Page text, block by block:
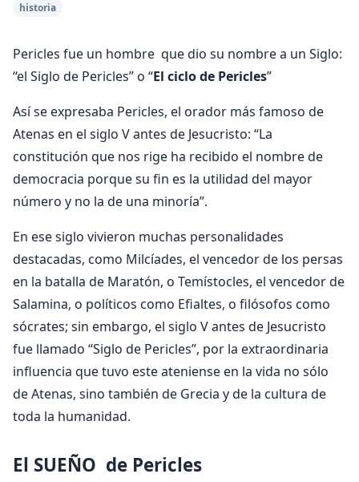
historia
Pericles fue un hombre que dio su nombre a un Siglo:
“el Siglo de Pericles” o “El ciclo de Pericles”
Así se expresaba Pericles, el orador más famoso de
Atenas en el siglo V antes de Jesucristo: “La
constitución que nos rige ha recibido el nombre de
democracia porque su fin es la utilidad del mayor
número y no la de una minoría”.
En ese siglo vivieron muchas personalidades
destacadas, como Milcíades, el vencedor de los persas
en la batalla de Maratón, o Temístocles, el vencedor de
Salamina, o políticos como Efialtes, o filósofos como
sócrates; sin embargo, el siglo V antes de Jesucristo
fue llamado “Siglo de Pericles”, por la extraordinaria
influencia que tuvo este ateniense en la vida no sólo
de Atenas, sino también de Grecia y de la cultura de
toda la humanidad.
El SUEÑO de Pericles